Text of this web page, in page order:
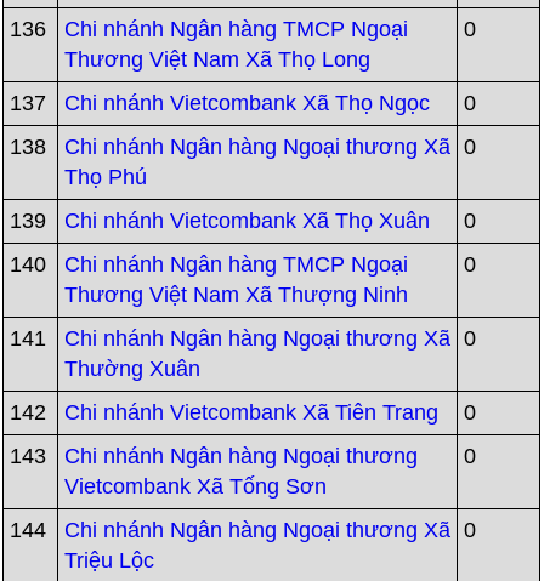
136
Chi nhánh Ngân hàng TMCP Ngoại
Thương Việt Nam Xã Thọ Long
0
137 Chi nhánh Vietcombank Xã Thọ Ngọc
0
138
Chi nhánh Ngân hàng Ngoại thương Xã
Thọ Phú
0
139 Chi nhánh Vietcombank Xã Thọ Xuân
0
140
Chi nhánh Ngân hàng TMCP Ngoại
Thương Việt Nam Xã Thượng Ninh
0
141
Chi nhánh Ngân hàng Ngoại thương Xã
Thường Xuân
0
142 Chi nhánh Vietcombank Xã Tiên Trang
0
143
Chi nhánh Ngân hàng Ngoại thương
Vietcombank Xã Tống Sơn
0
144
Chi nhánh Ngân hàng Ngoại thương Xã
Triệu Lộc
0